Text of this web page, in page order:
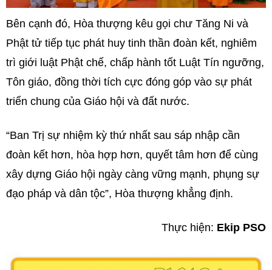
Bên cạnh đó, Hòa thượng kêu gọi chư Tăng Ni và
Phật tử tiếp tục phát huy tinh thần đoàn kết, nghiêm
trì giới luật Phật chế, chấp hành tốt Luật Tín ngưỡng,
Tôn giáo, đồng thời tích cực đóng góp vào sự phát
triển chung của Giáo hội và đất nước.
“Ban Trị sự nhiệm kỳ thứ nhất sau sáp nhập cần
đoàn kết hơn, hòa hợp hơn, quyết tâm hơn để cùng
xây dựng Giáo hội ngày càng vững mạnh, phụng sự
đạo pháp và dân tộc”, Hòa thượng khẳng định.
Thực hiện: Ekip PSO